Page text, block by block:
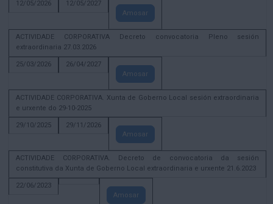
12/05/2026
12/05/2027
Amosar
ACTIVIDADE CORPORATIVA Decreto convocatoria Pleno sesión
extraordinaria 27.03.2026
25/03/2026
26/04/2027
Amosar
ACTIVIDADE CORPORATIVA. Xunta de Goberno Local sesión extraordinaria
e urxente do 29-10-2025
29/10/2025
29/11/2026
Amosar
ACTIVIDADE CORPORATIVA. Decreto de convocatoria da sesión
constitutiva da Xunta de Goberno Local extraordinaria e urxente 21.6.2023
22/06/2023
Amosar